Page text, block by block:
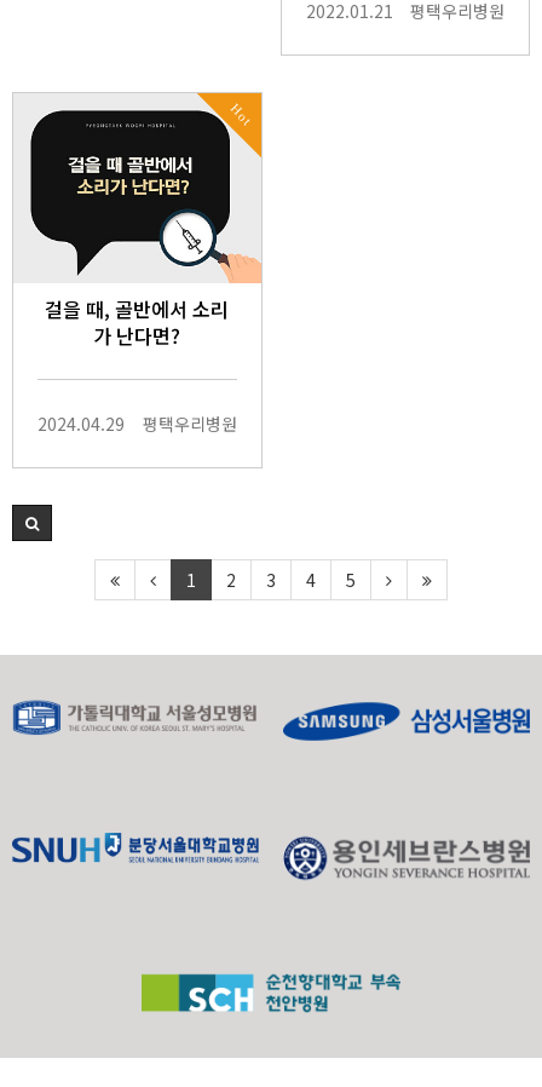
2022.01.21 평택우리병원
Hot
걸을 때, 골반에서 소리
가 난다면?
2024.04.29 평택우리병원
1 2 3 4 5